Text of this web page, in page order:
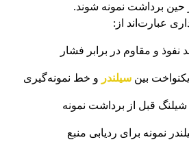
حین برداشت نمونه شوند.
عبارت‌اند از:
و مقاوم در برابر فشار
بینسیلندر و خط نمونه‌گیری
شیلنگ قبل از برداشت نمونه
نمونه برای ردیابی منبع